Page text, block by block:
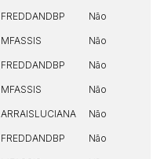
FREDDANDBP Não
MFASSIS Não
FREDDANDBP Não
MFASSIS Não
ARRAISLUCIANA Não
FREDDANDBP Não